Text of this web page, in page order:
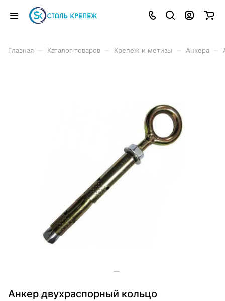
Главная Каталог товаров Крепеж и метизы Анкера
Анкер двухраспорный кольцо